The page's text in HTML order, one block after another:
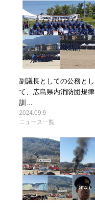
副議長としての公務とし
て、広島県内消防団規律
訓…
2024.09.9
ニュース一覧